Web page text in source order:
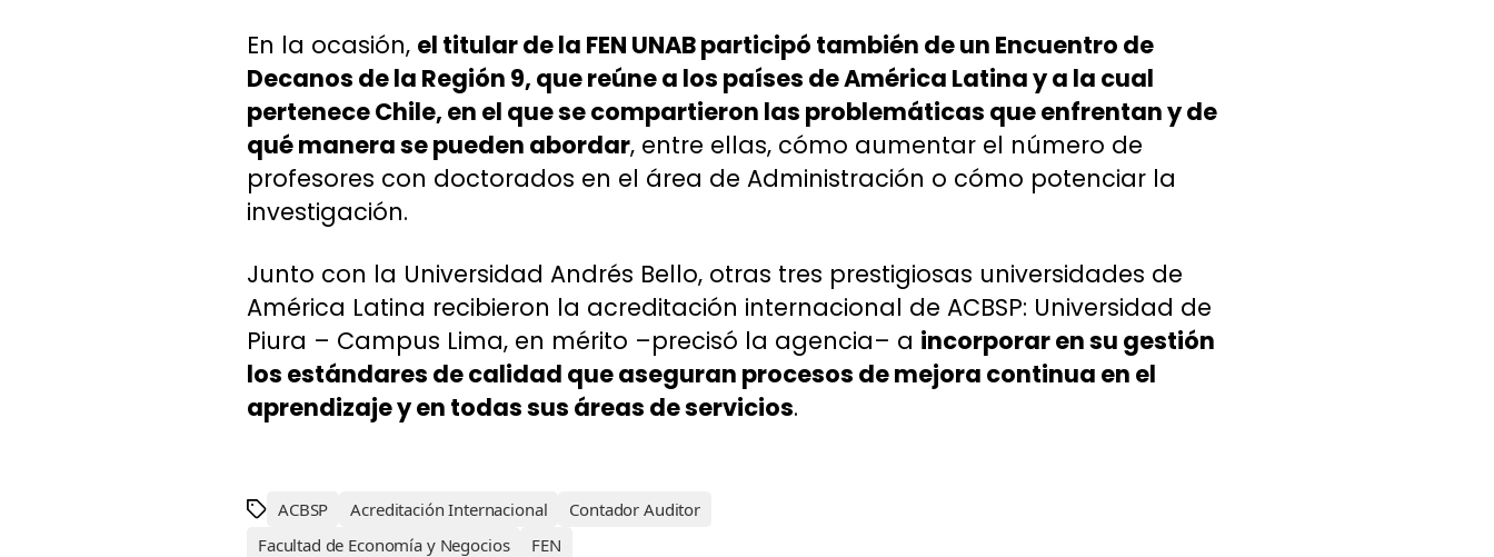
En la ocasión, el titular de la FEN UNAB participó también de un Encuentro de
Decanos de la Región 9, que reúne a los países de América Latina y a la cual
pertenece Chile, en el que se compartieron las problemáticas que enfrentan y de
qué manera se pueden abordar, entre ellas, cómo aumentar el número de
profesores con doctorados en el área de Administración o cómo potenciar la
investigación.
Junto con la Universidad Andrés Bello, otras tres prestigiosas universidades de
América Latina recibieron la acreditación internacional de ACBSP: Universidad de
Piura – Campus Lima, en mérito –precisó la agencia– a incorporar en su gestión
los estándares de calidad que aseguran procesos de mejora continua en el
aprendizaje y en todas sus áreas de servicios.
ACBSP Acreditación Internacional
Contador Auditor
Facultad de Economía y Negocios
FEN